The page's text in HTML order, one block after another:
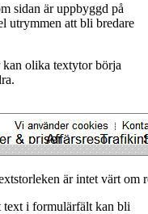
sidan är uppbyggd på
utrymmen att bli bredare
olika textytor börja
är intet värt om
text i formulärfält kan bli